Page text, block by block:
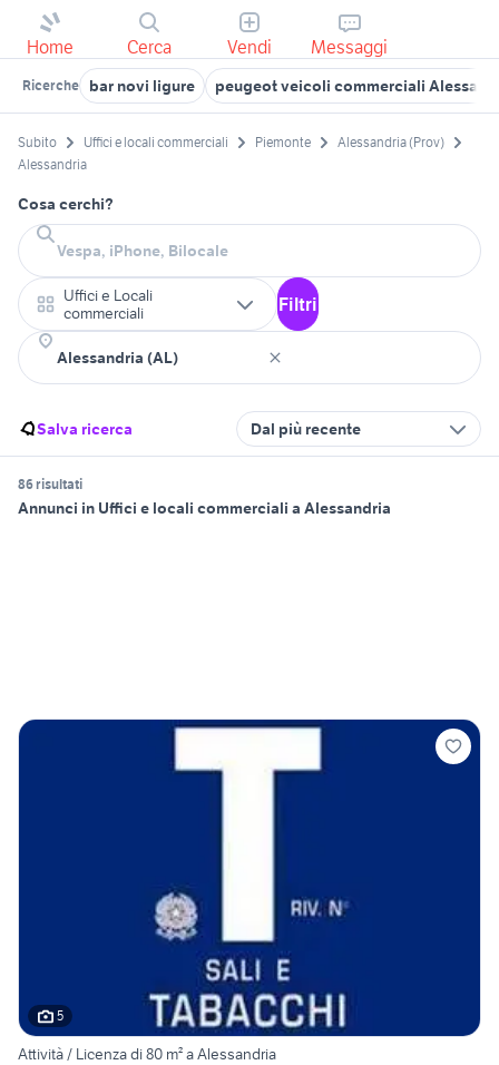
Home Cerca Vendi Messaggi
Ricerche bar novi ligure peugeot veicoli commerciali
Subito Uffici e locali commerciali Piemonte
Alessandria (Prov)
Alessandria
Cosa cerchi?
Uffici e Locali
commerciali
Filtri
Salva ricerca Dal più recente
86 risultati
Annunci in Uffici e locali commerciali a Alessandria
5
Attività / Licenza di 80 m² a Alessandria